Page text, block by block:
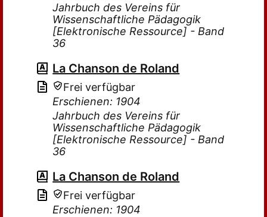
Jahrbuch des Vereins für
Wissenschaftliche Pädagogik
[Elektronische Ressource] - Band
36
La Chanson de Roland
Frei verfügbar
Erschienen: 1904
Jahrbuch des Vereins für
Wissenschaftliche Pädagogik
[Elektronische Ressource] - Band
36
La Chanson de Roland
Frei verfügbar
Erschienen: 1904